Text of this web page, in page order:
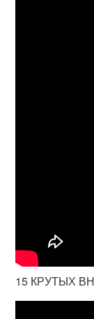
15 КРУТЫХ